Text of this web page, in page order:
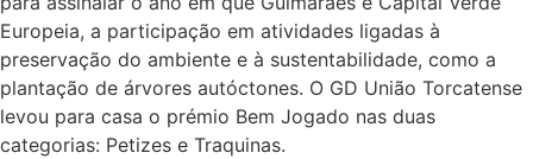
Europeia, a participação em atividades ligadas à
preservação do ambiente e à sustentabilidade, como a
plantação de árvores autóctones. O GD União Torcatense
levou para casa o prémio Bem Jogado nas duas
categorias: Petizes e Traquinas.